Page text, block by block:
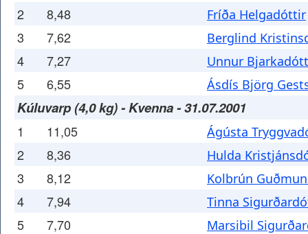
2 8,48 Fríða Helgadóttir
3 7,62 Berglind
4 7,27 Unnur
5 6,55 Ásdís Björg
Kúluvarp (4,0 kg) - Kvenna - 31.07.2001
1 11,05 Ágústa
2 8,36 Hulda
3 8,12 Kolbrún
4 7,94 Tinna
5 7,70 Marsibil